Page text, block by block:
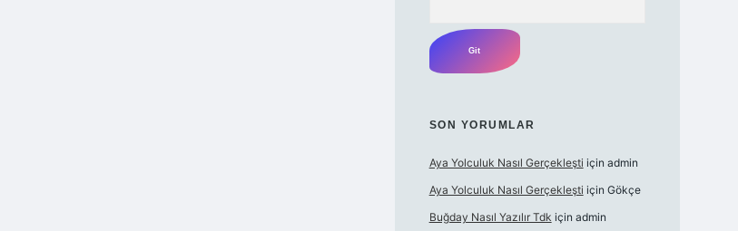
SON YORUMLAR
Aya Yolculuk Nasıl Gerçekleşti için admin
Aya Yolculuk Nasıl Gerçekleşti için Gökçe
Buğday Nasıl Yazılır Tdk için admin